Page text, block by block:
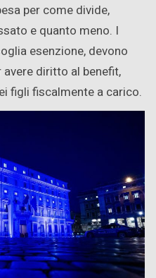
per come divide,
e quanto meno. I
esenzione, devono
avere diritto al benefit,
figli fiscalmente a carico.